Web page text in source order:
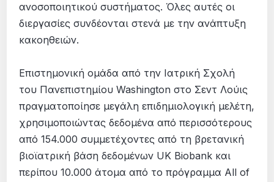
ανοσοποιητικού συστήματος. Όλες αυτές οι
διεργασίες συνδέονται στενά με την ανάπτυξη
κακοηθειών.
Επιστημονική ομάδα από την Ιατρική Σχολή
του Πανεπιστημίου Washington στο Σεντ Λούις
πραγματοποίησε μεγάλη επιδημιολογική μελέτη,
χρησιμοποιώντας δεδομένα από περισσότερους
από 154.000 συμμετέχοντες από τη βρετανική
βιοϊατρική βάση δεδομένων UK Biobank και
περίπου 10.000 άτομα από το πρόγραμμα All of